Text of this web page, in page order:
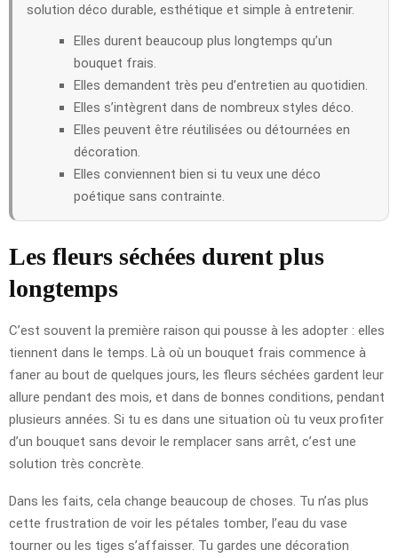
solution déco durable, esthétique et simple à entretenir.
Elles durent beaucoup plus longtemps qu’un
bouquet frais.
Elles demandent très peu d’entretien au quotidien.
Elles s’intègrent dans de nombreux styles déco.
Elles peuvent être réutilisées ou détournées en
décoration.
Elles conviennent bien si tu veux une déco
poétique sans contrainte.
Les fleurs séchées durent plus
longtemps
C’est souvent la première raison qui pousse à les adopter : elles
tiennent dans le temps. Là où un bouquet frais commence à
faner au bout de quelques jours, les fleurs séchées gardent leur
allure pendant des mois, et dans de bonnes conditions, pendant
plusieurs années. Si tu es dans une situation où tu veux profiter
d’un bouquet sans devoir le remplacer sans arrêt, c’est une
solution très concrète.
Dans les faits, cela change beaucoup de choses. Tu n’as plus
cette frustration de voir les pétales tomber, l’eau du vase
tourner ou les tiges s’affaisser. Tu gardes une décoration